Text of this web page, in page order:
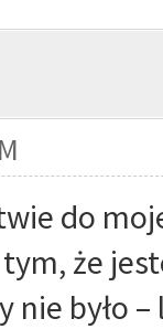
do
że
nie było